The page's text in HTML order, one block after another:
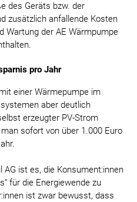
des Geräts bzw. der
zusätzlich anfallende Kosten
Wartung der AE Wärmpumpe
pro Jahr
einer Wärmepumpe im
aber deutlich
erzeugter PV-Strom
sofort von über 1.000 Euro
ist es, die Konsument:innen
für die Energiewende zu
ist zwar bewusst, dass